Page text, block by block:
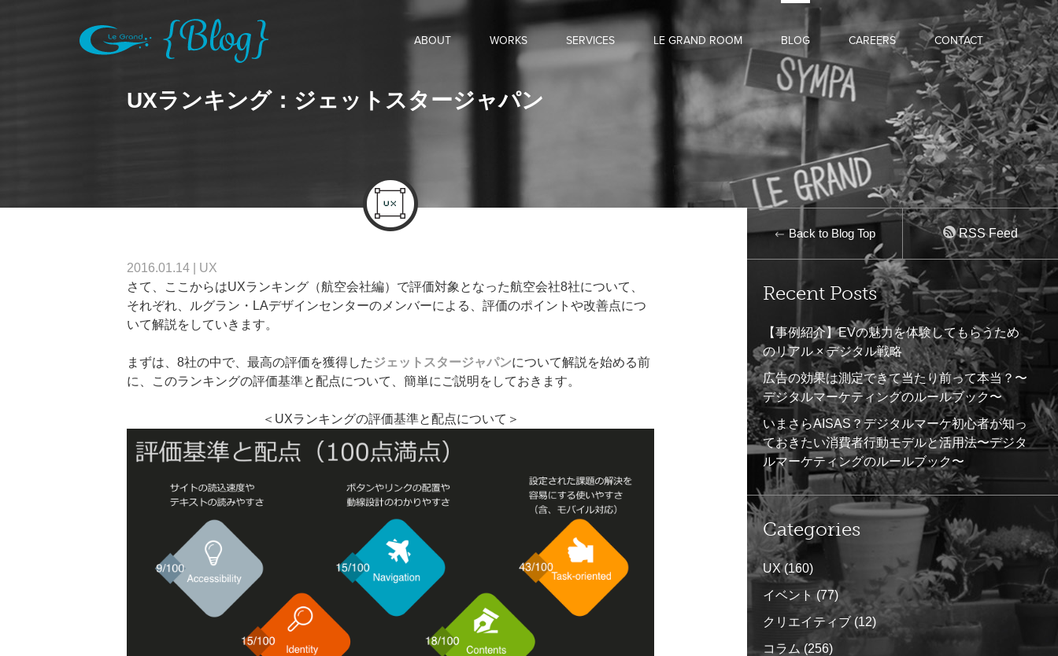
ABOUT WORKS SERVICES LE GRAND ROOM BLOG CAREERS CONTACT
UXランキング：ジェットスタージャパン
2016.01.14
UX
さて、ここからはUXランキング（航空会社編）で評価対象となった航空会社8社について、
それぞれ、ルグラン・LAデザインセンターのメンバーによる、評価のポイントや改善点につ
いて解説をしていきます。
まずは、8社の中で、最高の評価を獲得した ジェットスタージャパンについて解説を始める前
に、このランキングの評価基準と配点について、簡単にご説明をしておきます。
＜UXランキングの評価基準と配点について＞
Back to Blog Top RSS Feed
Recent Posts
【事例紹介】EVの魅力を体験してもらうため
のリアル × デジタル戦略
広告の効果は測定できて当たり前って本当？〜
デジタルマーケティングのルールブック〜
いまさらAISAS？デジタルマーケ初心者が知っ
ておきたい消費者行動モデルと活用法〜デジタ
ルマーケティングのルールブック〜
Categories
UX(160)
イベント(77)
クリエイティブ(12)
コラム (256)